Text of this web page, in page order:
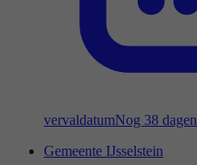
vervaldatumNog 38 dagen
Gemeente IJsselstein